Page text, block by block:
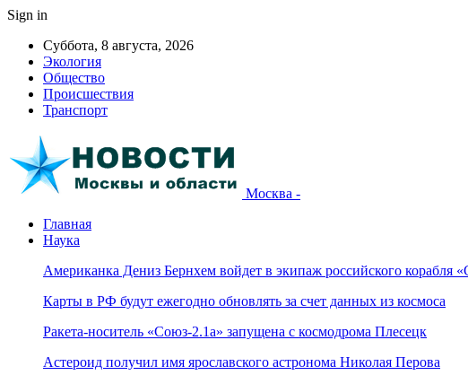
Sign in
Суббота, 8 августа, 2026
Экология
Общество
Происшествия
Транспорт
Москва -
Главная
Наука
Американка Дениз Бернхем войдет в экипаж российского корабля
Карты в РФ будут ежегодно обновлять за счет данных из космоса
Ракета-носитель «Союз-2.1а» запущена с космодрома Плесецк
Астероид получил имя ярославского астронома Николая Перова